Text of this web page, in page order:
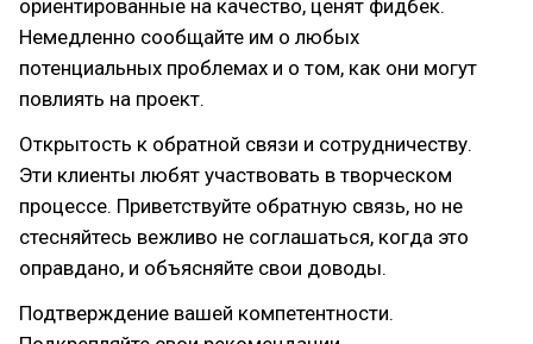
ориентированные на качество, ценят фидбек.
Немедленно сообщайте им о любых
потенциальных проблемах и о том, как они могут
повлиять на проект.
Открытость к обратной связи и сотрудничеству.
Эти клиенты любят участвовать в творческом
процессе. Приветствуйте обратную связь, но не
стесняйтесь вежливо не соглашаться, когда это
оправдано, и объясняйте свои доводы.
Подтверждение вашей компетентности.